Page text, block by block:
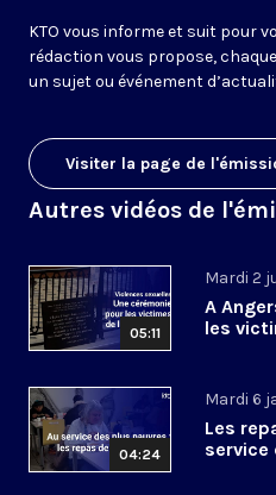
KTO vous informe et suit pour
rédaction vous propose,
un sujet ou événement
Visiter la page de
Autres vidéos de
05:11
Mardi 2
A
les
04:24
Mardi 6
Les
service